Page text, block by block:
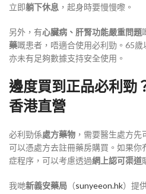
立即躺下休息 ，起身時要慢慢嚟 。
另外，有心臟病、肝腎功能嚴重問題
藥嘅患者，唔適合使用必利勁 。65
亦未有足夠數據支持安全使用 。
邊度買到正品必利勁
香港直營
必利勁係處方藥物 ，需要醫生處方先
可以憑處方去註冊藥房購買。如果你
症程序，可以考慮透過網上認可渠道
我哋新義安藥局 （sunyeeon.hk）提